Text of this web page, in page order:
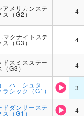
アメリカンステ
ス（G2） 4
マクナイトステ
ス（G3） 4
ドスミスステー
（G3） 4
ーハーシュター
ラシック（G1） 3
ドダンサーステ
ス（G1） 4